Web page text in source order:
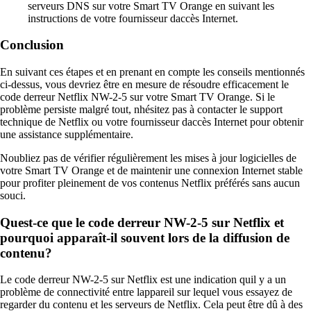
serveurs DNS sur votre Smart TV Orange en suivant les
instructions de votre fournisseur daccès Internet.
Conclusion
En suivant ces étapes et en prenant en compte les conseils mentionnés
ci-dessus, vous devriez être en mesure de résoudre efficacement le
code derreur Netflix NW-2-5 sur votre Smart TV Orange. Si le
problème persiste malgré tout, nhésitez pas à contacter le support
technique de Netflix ou votre fournisseur daccès Internet pour obtenir
une assistance supplémentaire.
Noubliez pas de vérifier régulièrement les mises à jour logicielles de
votre Smart TV Orange et de maintenir une connexion Internet stable
pour profiter pleinement de vos contenus Netflix préférés sans aucun
souci.
Quest-ce que le code derreur NW-2-5 sur Netflix et
pourquoi apparaît-il souvent lors de la diffusion de
contenu?
Le code derreur NW-2-5 sur Netflix est une indication quil y a un
problème de connectivité entre lappareil sur lequel vous essayez de
regarder du contenu et les serveurs de Netflix. Cela peut être dû à des